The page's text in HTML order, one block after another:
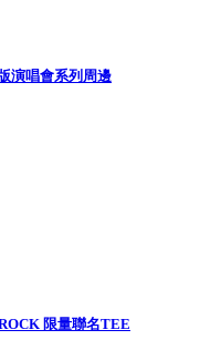
演唱會系列周邊
限量聯名TEE